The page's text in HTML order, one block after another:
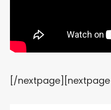
[/nextpage][nextpage